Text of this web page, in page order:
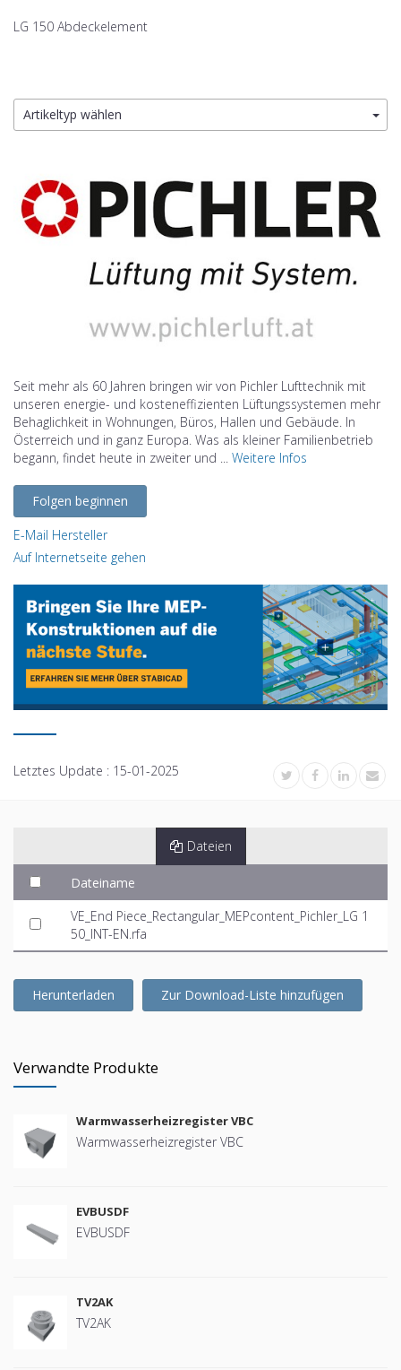
LG 150 Abdeckelement
Artikeltyp wählen
Seit mehr als 60 Jahren bringen wir von Pichler Lufttechnik mit
unseren energie- und kosteneffizienten Lüftungssystemen mehr
Behaglichkeit in Wohnungen, Büros, Hallen und Gebäude. In
Österreich und in ganz Europa. Was als kleiner Familienbetrieb
begann, findet heute in zweiter und ... Weitere Infos
Folgen beginnen
E-Mail Hersteller
Auf Internetseite gehen
Letztes Update : 15-01-2025
Dateien
Dateiname
VE_End Piece_Rectangular_MEPcontent_Pichler_LG 1
50_INT-EN.rfa
Herunterladen Zur Download-Liste hinzufügen
Verwandte Produkte
Warmwasserheizregister VBC
Warmwasserheizregister VBC
EVBUSDF
EVBUSDF
TV2AK
TV2AK